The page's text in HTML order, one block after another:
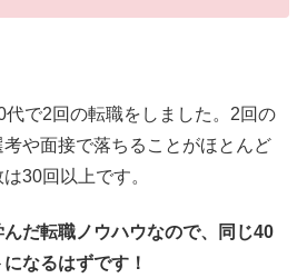
代で2回の転職をしました。2回の
や面接で落ちることがほとんど
30回以上です。
だ転職ノウハウなので、同じ40
なるはずです！